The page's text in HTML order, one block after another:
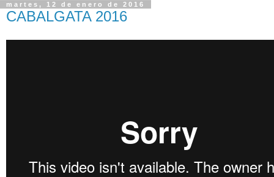
martes, 12 de enero de 2016
CABALGATA 2016